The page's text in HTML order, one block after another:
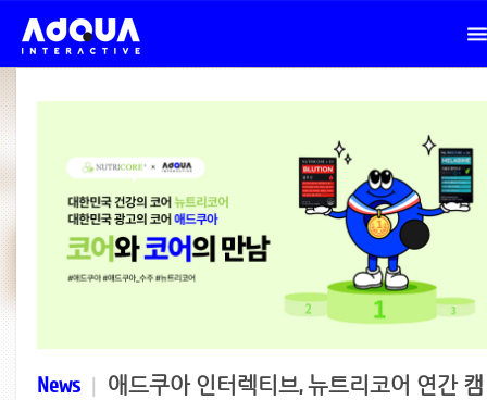
News | 애드쿠아 인터렉티브, 뉴트리코어 연간 캠